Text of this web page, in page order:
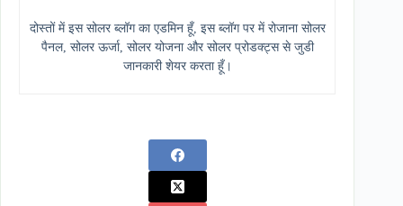
दोस्तों में इस सोलर ब्लॉग का एडमिन हूँ, इस ब्लॉग पर में रोजाना सोलर
पैनल, सोलर ऊर्जा, सोलर योजना और सोलर प्रोडक्ट्स से जुडी
जानकारी शेयर करता हूँ।